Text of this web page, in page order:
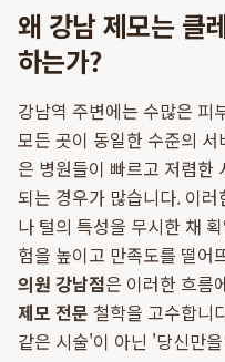
왜 강남 제모는 클
하는가?
강남역 주변에는 수많은 피
모든 곳이 동일한 수준의
은 병원들이 빠르고 저렴한
되는 경우가 많습니다. 이
나 털의 특성을 무시한 채
험을 높이고 만족도를 떨어
의원 강남점은 이러한 흐름
제모 전문 철학을 고수합니
같은 시술'이 아닌 '당신만